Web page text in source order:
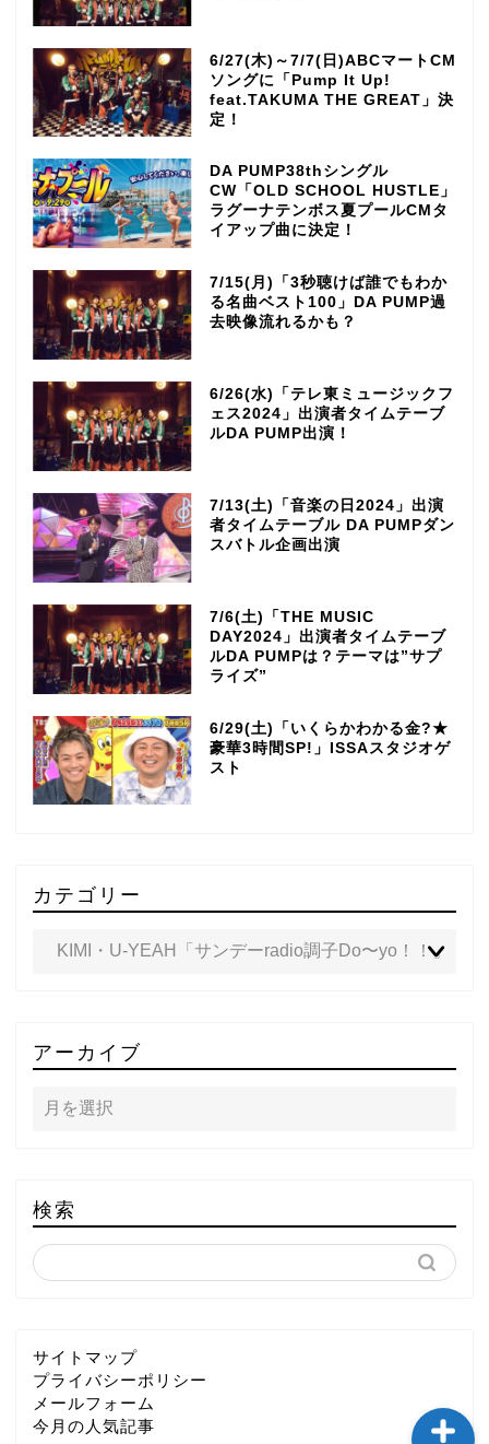
6/27(木)～7/7(日)ABCマートCM
ソングに「Pump It Up!
feat.TAKUMA THE GREAT」決
定！
DA PUMP38thシングル
CW「OLD SCHOOL HUSTLE」
ラグーナテンボス夏プールCMタ
イアップ曲に決定！
7/15(月)「3秒聴けば誰でもわか
る名曲ベスト100」DA PUMP過
去映像流れるかも？
6/26(水)「テレ東ミュージックフ
ェス2024」出演者タイムテーブ
ルDA PUMP出演！
7/13(土)「音楽の日2024」出演
者タイムテーブル DA PUMPダン
スバトル企画出演
7/6(土)「THE MUSIC
DAY2024」出演者タイムテーブ
ルDA PUMPは？テーマは”サプ
ライズ”
6/29(土)「いくらかわかる金?★
豪華3時間SP!」ISSAスタジオゲ
スト
カテゴリー
アーカイブ
検索
サイトマップ
プライバシーポリシー
メールフォーム
今月の人気記事
～DA PUMP YORIの晴れ
ばれラジオ～